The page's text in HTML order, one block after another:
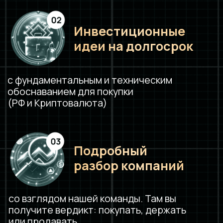
Еженедельный разбор компаний
Регулярное обновление контента
под запросы участников
Доступ ко всем ступеням
на платформе GetCourse
Доступ к портфелю Клуба
Канал с ветками в телеграмме
Эфиры и сопровождение
Анализ рынка и инвест. идеи
3 Ступень: Уверенный пользователь
2 Ступень: Старт в инвестициях
1 Ступень: Финансовая грамотность
и личная финансовая система
Обучение по ступеням